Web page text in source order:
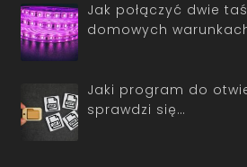
Jak połączyć dwie
domowych
Jaki program do
sprawdzi się…